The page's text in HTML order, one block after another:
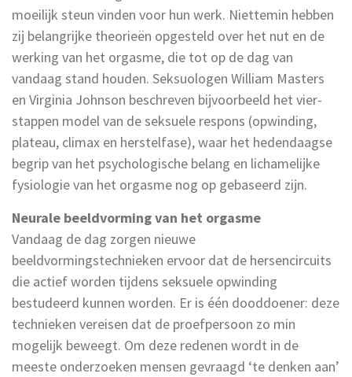
moeilijk steun vinden voor hun werk. Niettemin hebben
zij belangrijke theorieën opgesteld over het nut en de
werking van het orgasme, die tot op de dag van
vandaag stand houden. Seksuologen William Masters
en Virginia Johnson beschreven bijvoorbeeld het vier-
stappen model van de seksuele respons (opwinding,
plateau, climax en herstelfase), waar het hedendaagse
begrip van het psychologische belang en lichamelijke
fysiologie van het orgasme nog op gebaseerd zijn.
Neurale beeldvorming van het orgasme
Vandaag de dag zorgen nieuwe
beeldvormingstechnieken ervoor dat de hersencircuits
die actief worden tijdens seksuele opwinding
bestudeerd kunnen worden. Er is één dooddoener: deze
technieken vereisen dat de proefpersoon zo min
mogelijk beweegt. Om deze redenen wordt in de
meeste onderzoeken mensen gevraagd ‘te denken aan’